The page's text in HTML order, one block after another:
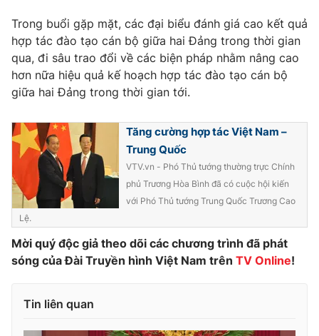
Hậu trường
Nhân vật
Khán giả
Giải sao mai
Giải trí
Điện ảnh
Âm nhạc
Đời sống
Du lịch
Làm đẹp
Chất lượng cuộc sống
Tuyển sinh
Học trực tuyến
Công nghệ
Hitech Công nghệ tương lai
Sản phẩm
Tư vấn
Giao lưu trực tuyến
Lịch phát sóng
Emagazine
Trong buổi gặp mặt, các đại biểu đánh giá cao kết quả
hợp tác đào tạo cán bộ giữa hai Đảng trong thời gian
qua, đi sâu trao đổi về các biện pháp nhằm nâng cao
hơn nữa hiệu quả kế hoạch hợp tác đào tạo cán bộ
giữa hai Đảng trong thời gian tới.
Tăng cường hợp tác Việt Nam –
Trung Quốc
VTV.vn - Phó Thủ tướng thường trực Chính
phủ Trương Hòa Bình đã có cuộc hội kiến
với Phó Thủ tướng Trung Quốc Trương Cao
Lệ.
Mời quý độc giả theo dõi các chương trình đã phát
sóng của Đài Truyền hình Việt Nam trên TV Online!
Tin liên quan